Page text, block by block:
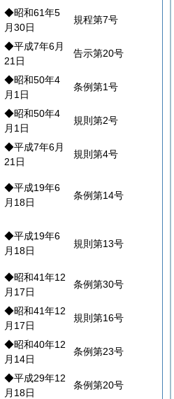
◆昭和61年5
月30日
規程第7号
◆平成7年6月
21日
告示第20号
◆昭和50年4
月1日
条例第1号
◆昭和50年4
月1日
規則第2号
◆平成7年6月
21日
規則第4号
◆平成19年6
月18日
条例第14号
◆平成19年6
月18日
規則第13号
◆昭和41年12
月17日
条例第30号
◆昭和41年12
月17日
規則第16号
◆昭和40年12
月14日
条例第23号
◆平成29年12
月18日
条例第20号